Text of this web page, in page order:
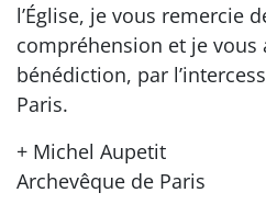
l’Église, je vous remercie
compréhension et je vous
bénédiction, par
Paris.
+ Michel Aupetit
Archevêque de Paris